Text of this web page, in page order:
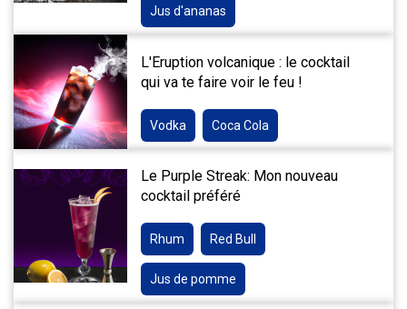
Jus d'ananas
L'Eruption volcanique : le cocktail
qui va te faire voir le feu !
Vodka Coca Cola
Le Purple Streak: Mon nouveau
cocktail préféré
Rhum Red Bull
Jus de pomme